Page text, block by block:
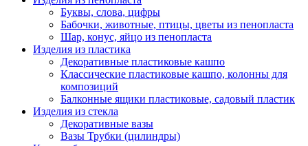
Буквы, слова, цифры
Бабочки, животные, птицы, цветы из пенопласта
Шар, конус, яйцо из пенопласта
Изделия из пластика
Декоративные пластиковые кашпо
Классические пластиковые кашпо, колонны для
композиций
Балконные ящики пластиковые, садовый пластик
Изделия из стекла
Декоративные вазы
Вазы Трубки (цилиндры)